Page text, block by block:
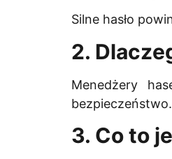
Silne hasło
2.
Menedżery
bezpieczeństwo.
3. Co to